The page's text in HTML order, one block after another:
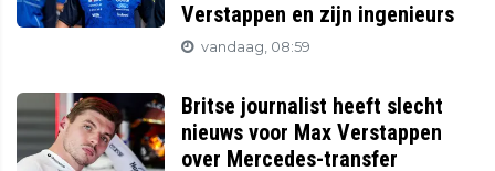
Verstappen en zijn ingenieurs
vandaag, 08:59
Britse journalist heeft slecht
nieuws voor Max Verstappen
over Mercedes-transfer